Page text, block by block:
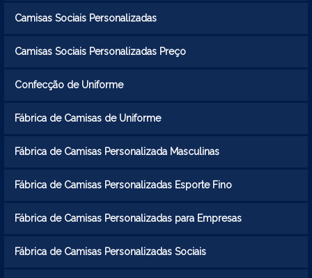
Camisas Sociais Personalizadas
Camisas Sociais Personalizadas Preço
Confecção de Uniforme
Fábrica de Camisas de Uniforme
Fábrica de Camisas Personalizada Masculinas
Fábrica de Camisas Personalizadas Esporte Fino
Fábrica de Camisas Personalizadas para Empresas
Fábrica de Camisas Personalizadas Sociais